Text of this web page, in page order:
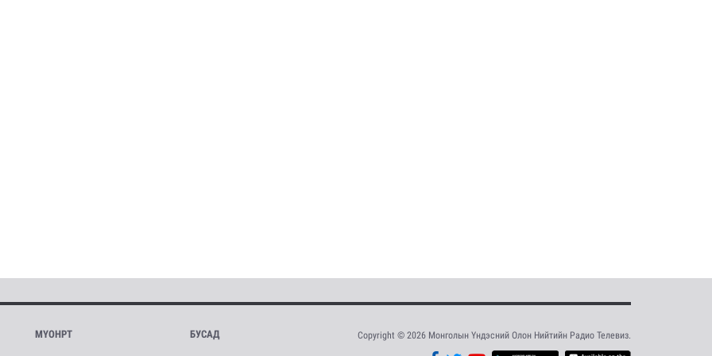
МҮОНРТ БУСАД Copyright © 2026 Монголын Үндэсний Олон Нийтийн Радио Телевиз.